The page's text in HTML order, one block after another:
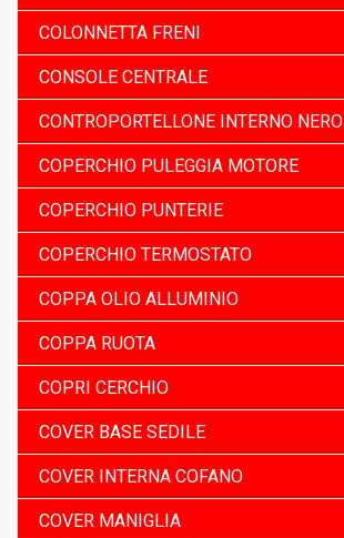
COLONNETTA FRENI
CONSOLE CENTRALE
CONTROPORTELLONE INTERNO NERO
COPERCHIO PULEGGIA MOTORE
COPERCHIO PUNTERIE
COPERCHIO TERMOSTATO
COPPA OLIO ALLUMINIO
COPPA RUOTA
COPRI CERCHIO
COVER BASE SEDILE
COVER INTERNA COFANO
COVER MANIGLIA